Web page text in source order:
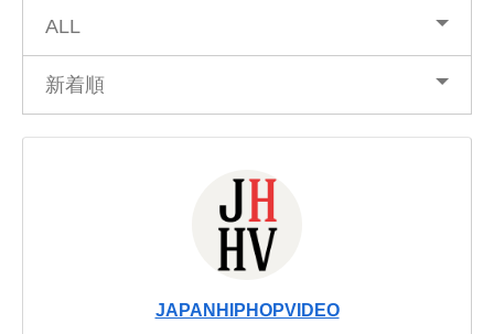
ALL
新着順
JAPANHIPHOPVIDEO